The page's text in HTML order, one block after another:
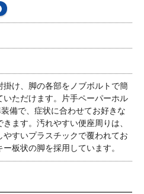
掛け、脚の各部をノブボルトで簡
いただけます。片手ペーパーホル
備で、症状に合わせてお好きな
ます。汚れやすい便座周りは、
やすいプラスチックで覆われてお
ー板状の脚を採用しています。